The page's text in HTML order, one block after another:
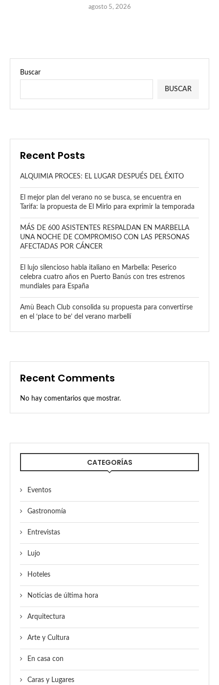
agosto 5, 2026
Buscar
BUSCAR
Recent Posts
ALQUIMIA PROCES: EL LUGAR DESPUÉS DEL ÉXITO
El mejor plan del verano no se busca, se encuentra en
Tarifa: la propuesta de El Mirlo para exprimir la temporada
MÁS DE 600 ASISTENTES RESPALDAN EN MARBELLA
UNA NOCHE DE COMPROMISO CON LAS PERSONAS
AFECTADAS POR CÁNCER
El lujo silencioso habla italiano en Marbella: Peserico
celebra cuatro años en Puerto Banús con tres estrenos
mundiales para España
Amù Beach Club consolida su propuesta para convertirse
en el ‘place to be’ del verano marbellí
Recent Comments
No hay comentarios que mostrar.
CATEGORÍAS
Eventos
Gastronomía
Entrevistas
Lujo
Hoteles
Noticias de última hora
Arquitectura
Arte y Cultura
En casa con
Caras y Lugares